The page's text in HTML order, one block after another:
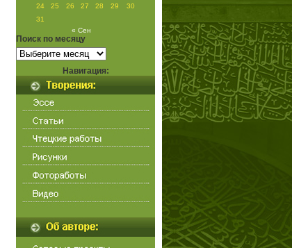
24
25 26 27 28 29
30
31
« Сен
Поиск по месяцу
Поиск
по
месяцу
Навигация: